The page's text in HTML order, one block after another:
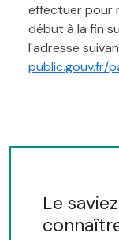
effectuer pour
début à la fin
l'adresse
public.gouv.fr/
Le